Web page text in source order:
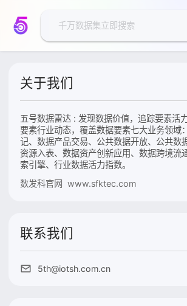
关于我们
五号数据雷达 : 发现数据价值，追踪要素活
要素行业动态，覆盖数据要素七大业务领域
记、数据产品交易、公共数据开放、公共数
资源入表、数据资产创新应用、数据跨境流
索引擎、行业数据活力指数。
数发科官网 www.sfktec.com
联系我们
5th@iotsh.com.cn